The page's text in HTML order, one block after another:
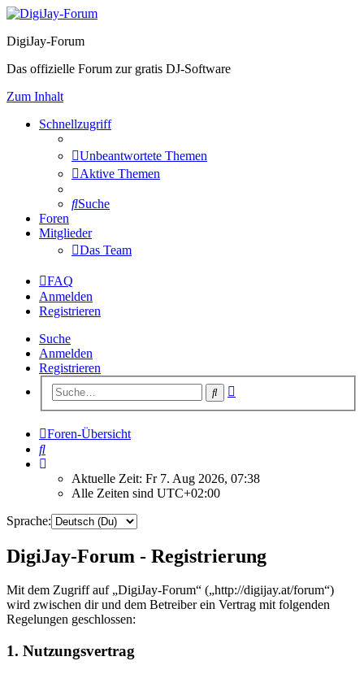
DigiJay-Forum
Das offizielle Forum zur gratis DJ-Software
Zum Inhalt
Schnellzugriff
Unbeantwortete Themen
Aktive Themen
Suche
Foren
Mitglieder
Das Team
FAQ
Anmelden
Registrieren
Suche
Anmelden
Registrieren
Suche
Foren-Übersicht
Suche
Aktuelle Zeit: Fr 7. Aug 2026, 07:38
Alle Zeiten sind UTC+02:00
Sprache:
DigiJay-Forum - Registrierung
Mit dem Zugriff auf „DigiJay-Forum“ („http://digijay.at/forum“)
wird zwischen dir und dem Betreiber ein Vertrag mit folgenden
Regelungen geschlossen:
1. Nutzungsvertrag